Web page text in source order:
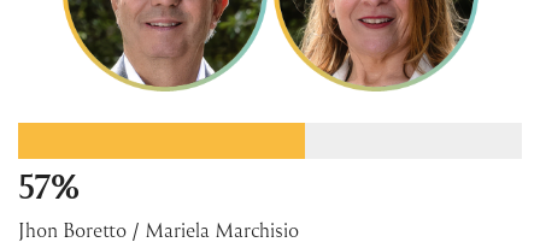
57%
Jhon Boretto / Mariela Marchisio